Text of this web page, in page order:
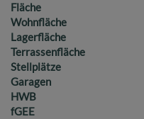
Fläche
Wohnfläche
Lagerfläche
Terrassenfläche
Stellplätze
Garagen
HWB
fGEE